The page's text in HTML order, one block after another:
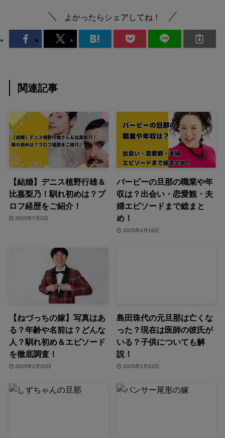
よかったらシェアしてね！
関連記事
【結婚】デニス植野行雄＆
比嘉梨乃！馴れ初めは？プ
ロフ経歴をご紹介！
2025年7月2日
バービーの旦那の職業や年
収は？出会い・恋愛観・夫
婦エピソードまで総まと
め！
2025年4月16日
【ねづっちの嫁】写真はあ
る？年齢や名前は？どんな
人？馴れ初め＆エピソード
を徹底調査！
2025年2月20日
島田珠代の元旦那は亡くな
った？現在は医師の彼氏が
いる？子供についても解
説！
2025年1月22日